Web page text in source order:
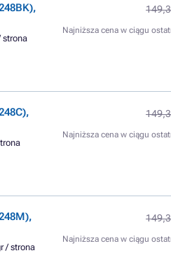
strona
Najniższa cena w ciągu
Najniższa cena w ciągu
/ strona
Najniższa cena w ciągu